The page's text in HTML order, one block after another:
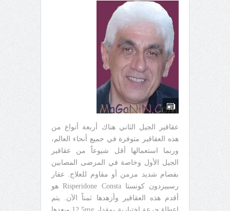
عقاقير الجيل الثاني هناك أربعة أنواع من
هذه العقاقير متوفرة في جميع أنحاء العالم،
وربما استعمالها أقل شيوعاً من عقاقير
الجيل الأول وخاصة في المرضى المصابين
بفصام شديد مزمن أو مقاوم للعلاج. عقار
رسبيردون كونستا Risperidone Consta هو
أقدم هذه العقاقير وأزهدها ثمناً الآن. يتم